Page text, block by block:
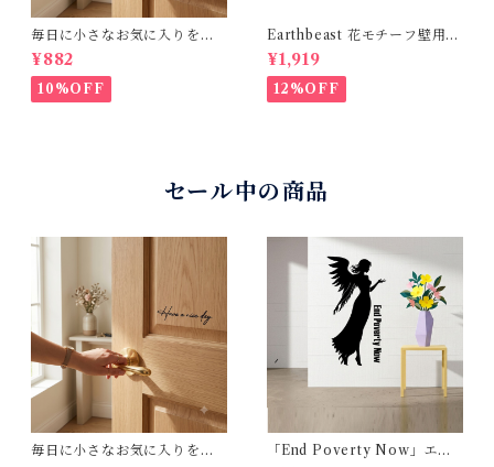
毎日に小さなお気に入りを。
Have a nice day. おしゃれな
カリグラフィー風 転写ウォー
ルステッカー (幅15cm)
¥882
10%OFF
Earthbeast 花モチーフ壁用デ
コレーション 6枚セット 貼っ
てはがせる ウォールステッカ
ー
¥1,919
12%OFF
セール中の商品
毎日に小さなお気に入りを。
「End Poverty Now」エン